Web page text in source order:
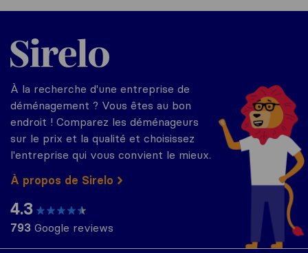
Sirelo.fr
À la recherche d'une entreprise de
déménagement ? Vous êtes au bon
endroit ! Comparez les déménageurs
sur le prix et la qualité et choisissez
l'entreprise qui vous convient le mieux.
À propos de Sirelo
4.3
793 Google reviews